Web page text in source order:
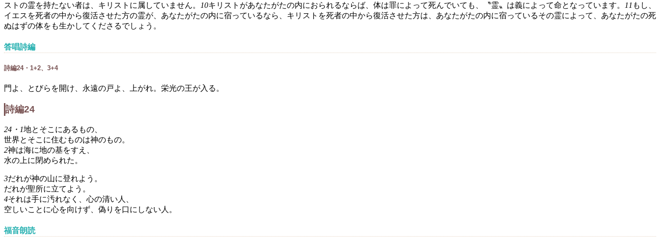
ストの霊を持たない者は、キリストに属していません。
10キリストがあなたがたの内におられるならば、体は罪によって死んでいても、〝霊〟は義によって命となっています。 11 もし、
イエスを死者の中から復活させた方の霊が、あなたがたの内に宿っているなら、キリストを死者の中から復活させた方は、あなたがたの内に宿っているその霊によって、あなたがたの死
ぬはずの体をも生かしてくださるでしょう。
答唱詩編
詩編24・1+2、3+4
門よ、とびらを開け、永遠の戸よ、上がれ。栄光の王が入る。
詩編24
24・1地とそこにあるもの、
世界とそこに住むものは神のもの。
2神は海に地の基をすえ、
水の上に閉められた。
3だれが神の山に登れよう。
だれが聖所に立てよう。
4それは手に汚れなく、心の清い人、
空しいことに心を向けず、偽りを口にしない人。
福音朗読